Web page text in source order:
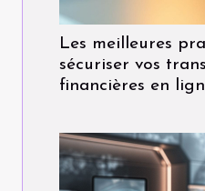
Les meilleures
sécuriser vos
financières en